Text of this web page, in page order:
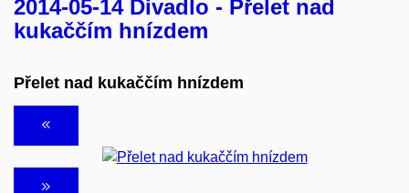
2014-05-14 Divadlo - Přelet nad
kukaččím hnízdem
Přelet nad kukaččím hnízdem